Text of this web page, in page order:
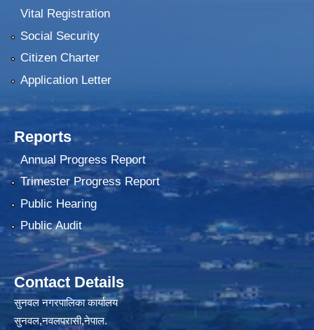
Vital Registration
Social Security
Citizen Charter
Application Letter
Reports
Annual Progress Report
Trimester Progress Report
Public Hearing
Public Audit
Contact Details
सुनवल नगरपालिका कार्यालय
सुनवल,नवलपरासी,नेपाल.